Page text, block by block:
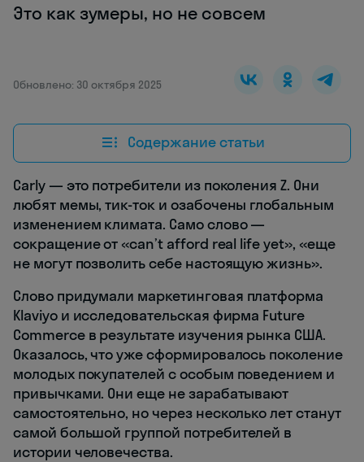
Это как зумеры, но не совсем
Обновлено: 30 октября 2025
Содержание статьи
Carly — это потребители из поколения Z. Они
любят мемы, тик-ток и озабочены глобальным
изменением климата. Само слово —
сокращение от «can’t afford real life yet», «еще
не могут позволить себе настоящую жизнь».
Слово придумали маркетинговая платформа
Klaviyo и исследовательская фирма Future
Commerce в результате изучения рынка США.
Оказалось, что уже сформировалось поколение
молодых покупателей с особым поведением и
привычками. Они еще не зарабатывают
самостоятельно, но через несколько лет станут
самой большой группой потребителей в
истории человечества.